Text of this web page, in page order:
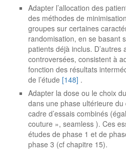
Adapter l’allocation des
des méthodes de
groupes sur certaines
randomisation, en se basant
patients déjà inclus. D’autres
controversées, consistent à
fonction des résultats
de l’étude [148] .
Adapter la dose ou le choix
dans une phase ultérieure
cadre d’essais combinés
couture », seamless ). Ces
études de phase 1 et de
phase 3 (cf chapitre 15).